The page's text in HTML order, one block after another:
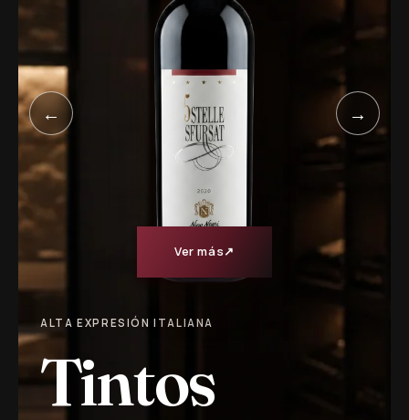
Ver más↗
ALTA EXPRESIÓN ITALIANA
Tintos
← →